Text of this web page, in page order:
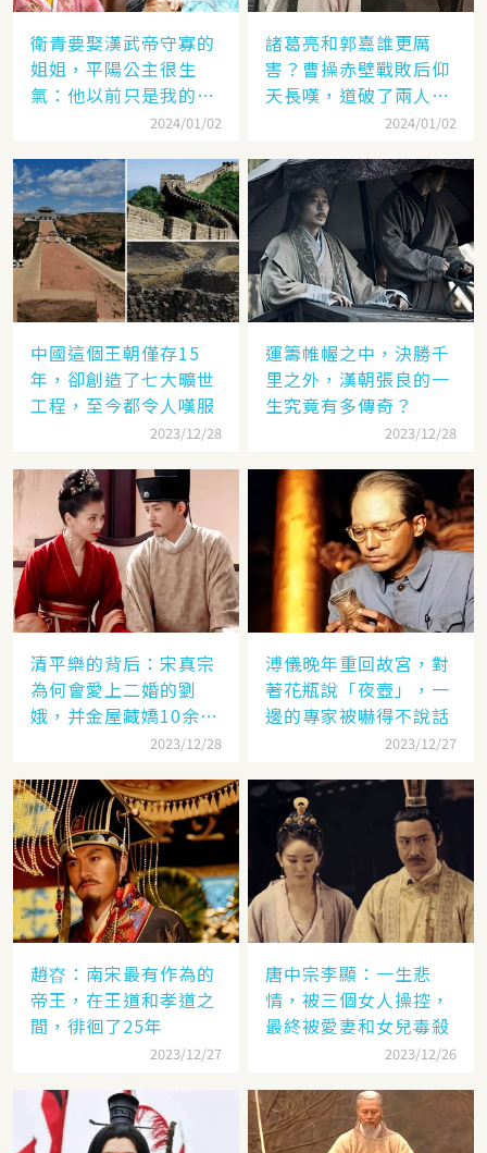
衛青要娶漢武帝守寡的
姐姐，平陽公主很生
氣：他以前只是我的奴
2024/01/02
諸葛亮和郭嘉誰更厲
害？曹操赤壁戰敗后仰
天長嘆，道破了兩人高
2024/01/02
中國這個王朝僅存15
年，卻創造了七大曠世
工程，至今都令人嘆服
2023/12/28
運籌帷幄之中，決勝千
里之外，漢朝張良的一
生究竟有多傳奇？
2023/12/28
清平樂的背后：宋真宗
為何會愛上二婚的劉
娥，并金屋藏嬌10余
2023/12/28
溥儀晚年重回故宮，對
著花瓶說「夜壺」，一
邊的專家被嚇得不說話
2023/12/27
趙昚：南宋最有作為的
帝王，在王道和孝道之
間，徘徊了25年
2023/12/27
唐中宗李顯：一生悲
情，被三個女人操控，
最終被愛妻和女兒毒殺
2023/12/26